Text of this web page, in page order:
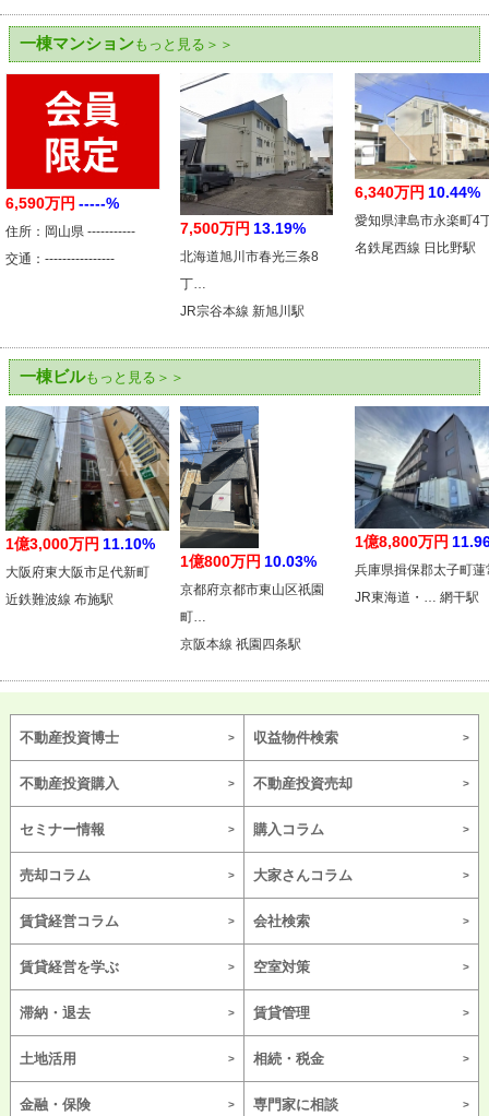
一棟マンションもっと見る＞＞
6,590万円 -----%
住所：岡山県 -----------
交通：----------------
7,500万円 13.19%
北海道旭川市春光三条8
丁…
JR宗谷本線 新旭川駅
6,340万円 10.44%
愛知県津島市永楽町4
名鉄尾西線 日比野駅
一棟ビルもっと見る＞＞
1億3,000万円 11.10%
大阪府東大阪市足代新町
近鉄難波線 布施駅
1億800万円 10.03%
京都府京都市東山区祇園
町…
京阪本線 祇園四条駅
1億8,800万円
兵庫県揖保郡太子町蓮
JR東海道・… 網干駅
不動産投資博士 収益物件検索
不動産投資購入 不動産投資売却
セミナー情報 購入コラム
売却コラム 大家さんコラム
賃貸経営コラム 会社検索
賃貸経営を学ぶ 空室対策
滞納・退去 賃貸管理
土地活用 相続・税金
金融・保険 専門家に相談